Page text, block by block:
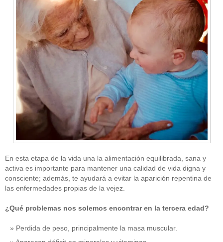
En esta etapa de la vida una la alimentación equilibrada, sana y
activa es importante para mantener una calidad de vida digna y
consciente; además, te ayudará a evitar la aparición repentina de
las enfermedades propias de la vejez.
¿Qué problemas nos solemos encontrar en la tercera edad?
Perdida de peso, principalmente la masa muscular.